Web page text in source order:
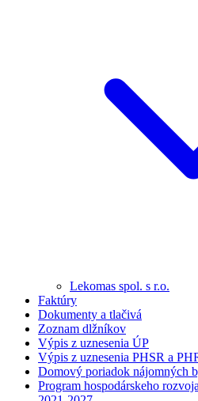
Lekomas spol. s r.o.
Faktúry
Dokumenty a tlačivá
Zoznam dlžníkov
Výpis z uznesenia ÚP
Výpis z uznesenia PHSR a
Domový poriadok nájomných
Program hospodárskeho